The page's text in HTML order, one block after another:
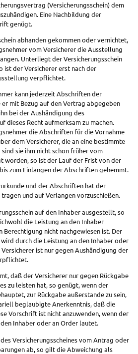
(Versicherungsschein) dem
Eine Nachbildung der
genügt.
abhanden gekommen oder vernichtet,
vom Versicherer die Ausstellung
Unterliegt der Versicherungsschein
der Versicherer erst nach der
verpflichtet.
kann jederzeit Abschriften der
mit Bezug auf den Vertrag abgegeben
bei der Aushändigung des
dieses Recht aufmerksam zu machen.
die Abschriften für die Vornahme
dem Versicherer, die an eine bestimmte
sie ihm nicht schon früher vom
worden, so ist der Lauf der Frist von der
zum Einlangen der Abschriften gehemmt.
und der Abschriften hat der
und auf Verlangen vorzuschießen.
auf den Inhaber ausgestellt, so
die Leistung an den Inhaber
Berechtigung nicht nachgewiesen ist. Der
durch die Leistung an den Inhaber oder
ist nur gegen Aushändigung der
daß der Versicherer nur gegen Rückgabe
zu leisten hat, so genügt, wenn der
zur Rückgabe außerstande zu sein,
beglaubigte Anerkenntnis, daß die
Vorschrift ist nicht anzuwenden, wenn der
Inhaber oder an Order lautet.
Versicherungsscheines vom Antrag oder
ab, so gilt die Abweichung als